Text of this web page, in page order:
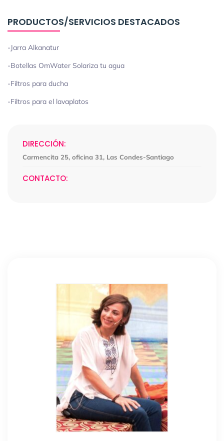
PRODUCTOS/SERVICIOS DESTACADOS
-Jarra Alkanatur
-Botellas OmWater Solariza tu agua
-Filtros para ducha
-Filtros para el lavaplatos
DIRECCIÓN:
Carmencita 25, oficina 31, Las Condes-Santiago
CONTACTO: